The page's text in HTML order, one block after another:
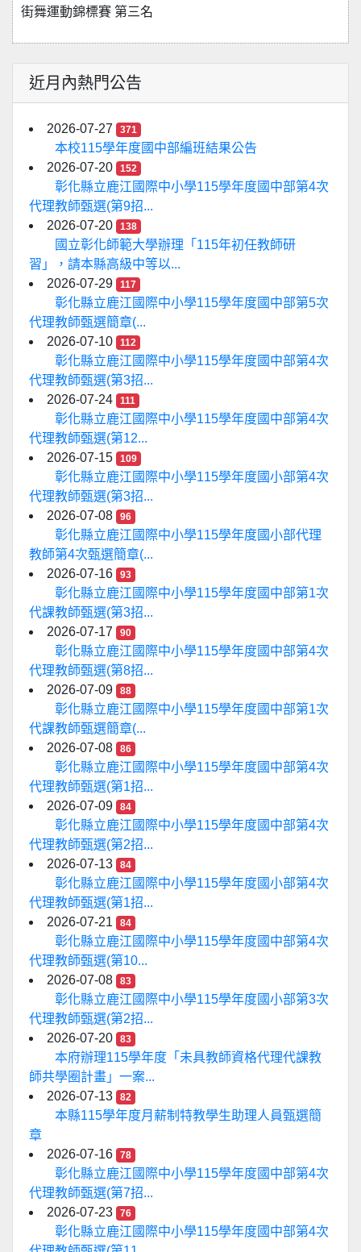
街舞運動錦標賽 第三名
近月內熱門公告
2026-07-27 371
本校115學年度國中部編班結果公告
2026-07-20
152
彰化縣立鹿江國際中小學115學年度國中部第4次
代理教師甄選(第9招...
2026-07-20
138
國立彰化師範大學辦理「115年初任教師研
習」，請本縣高級中等以...
2026-07-29
117
彰化縣立鹿江國際中小學115學年度國中部第5次
代理教師甄選簡章(...
2026-07-10
112
彰化縣立鹿江國際中小學115學年度國中部第4次
代理教師甄選(第3招...
2026-07-24
111
彰化縣立鹿江國際中小學115學年度國中部第4次
代理教師甄選(第12...
2026-07-15
109
彰化縣立鹿江國際中小學115學年度國小部第4次
代理教師甄選(第3招...
2026-07-08
96
彰化縣立鹿江國際中小學115學年度國小部代理
教師第4次甄選簡章(...
2026-07-16
93
彰化縣立鹿江國際中小學115學年度國中部第1次
代課教師甄選(第3招...
2026-07-17
90
彰化縣立鹿江國際中小學115學年度國中部第4次
代理教師甄選(第8招...
2026-07-09
88
彰化縣立鹿江國際中小學115學年度國中部第1次
代課教師甄選簡章(...
2026-07-08
86
彰化縣立鹿江國際中小學115學年度國中部第4次
代理教師甄選(第1招...
2026-07-09
84
彰化縣立鹿江國際中小學115學年度國中部第4次
代理教師甄選(第2招...
2026-07-13
84
彰化縣立鹿江國際中小學115學年度國小部第4次
代理教師甄選(第1招...
2026-07-21
84
彰化縣立鹿江國際中小學115學年度國中部第4次
代理教師甄選(第10...
2026-07-08
83
彰化縣立鹿江國際中小學115學年度國小部第3次
代理教師甄選(第2招...
2026-07-20
83
本府辦理115學年度「未具教師資格代理代課教
師共學圈計畫」一案...
2026-07-13
82
本縣115學年度月薪制特教學生助理人員甄選簡
章
2026-07-16
78
彰化縣立鹿江國際中小學115學年度國中部第4次
代理教師甄選(第7招...
2026-07-23
76
彰化縣立鹿江國際中小學115學年度國中部第4次